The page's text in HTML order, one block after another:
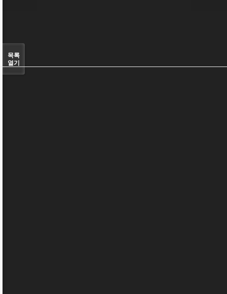
목록
열기